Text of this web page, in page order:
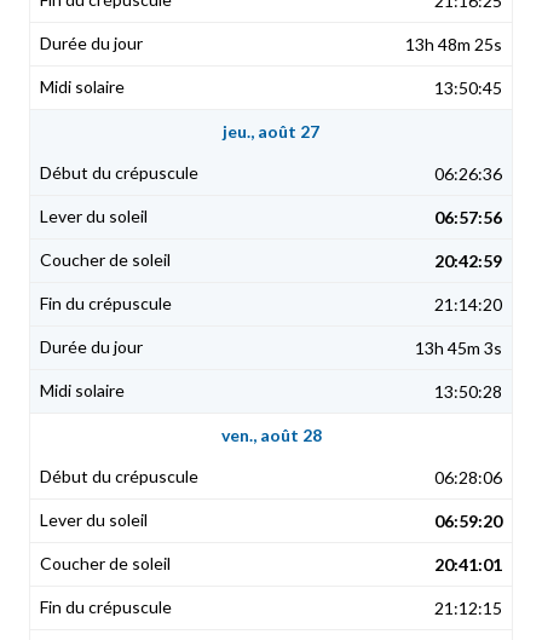
13h 48m 25s
13:50:45
jeu., août 27
06:26:36
06:57:56
20:42:59
21:14:20
13h 45m 3s
13:50:28
ven., août 28
06:28:06
06:59:20
20:41:01
21:12:15